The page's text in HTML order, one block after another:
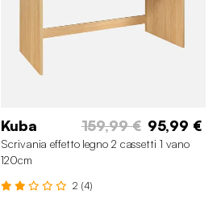
Kuba 159,99 € 95,99 €
Scrivania effetto legno 2 cassetti 1 vano
120cm
2 (4)